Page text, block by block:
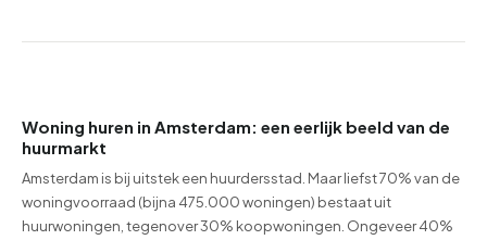
Woning huren in Amsterdam: een eerlijk beeld van de
huurmarkt
Amsterdam is bij uitstek een huurdersstad. Maar liefst 70% van de
woningvoorraad (bijna 475.000 woningen) bestaat uit
huurwoningen, tegenover 30% koopwoningen. Ongeveer 40%